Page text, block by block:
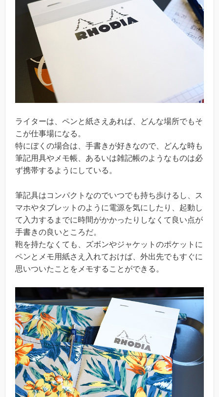
ライターは、ペンと紙さえあれば、どんな場所でもそ
こが仕事場になる。
特にぼくの場合は、手書きが好きなので、どんな時も
筆記用具やメモ帳、あるいは雑記帳のようなものは必
ず携帯するようにしている。
筆記具はコンパクトなのでいつでも持ち歩けるし、ス
マホやタブレットのように電源を気にしたり、起動し
て入力するまでに時間がかかったりしなくて良い点が
手書きの良いところだ。
鞄を持たなくても、ズボンやジャケットのポケットに
ペンとメモ用紙さえ入れておけば、外出先でもすぐに
思いついたことをメモすることができる。